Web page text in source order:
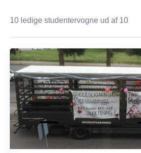
10 ledige studentervogne ud af 10